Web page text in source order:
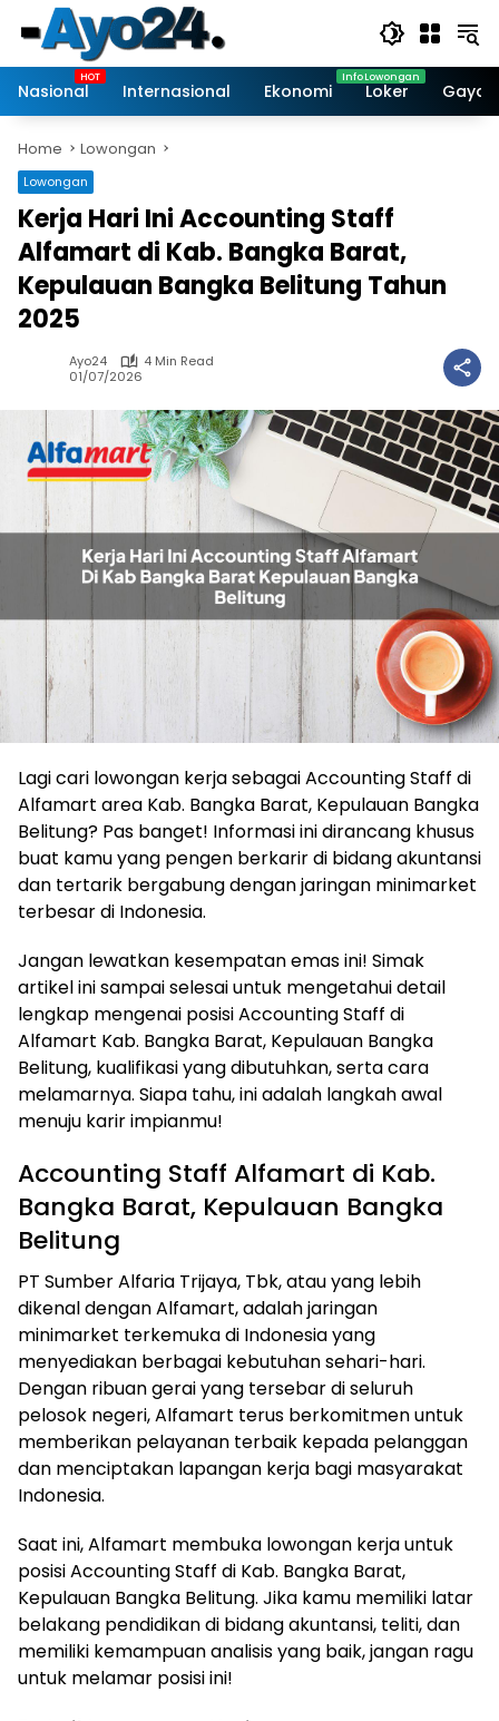
content
Nasional
Internasional Ekonomi Loker Gaya
Home Lowongan
Lowongan
Kerja Hari Ini Accounting Staff
Alfamart di Kab. Bangka Barat,
Kepulauan Bangka Belitung Tahun
2025
Ayo24
4 Min Read
01/07/2026
Lagi cari lowongan kerja sebagai Accounting Staff di
Alfamart area Kab. Bangka Barat, Kepulauan Bangka
Belitung? Pas banget! Informasi ini dirancang khusus
buat kamu yang pengen berkarir di bidang akuntansi
dan tertarik bergabung dengan jaringan minimarket
terbesar di Indonesia.
Jangan lewatkan kesempatan emas ini! Simak
artikel ini sampai selesai untuk mengetahui detail
lengkap mengenai posisi Accounting Staff di
Alfamart Kab. Bangka Barat, Kepulauan Bangka
Belitung, kualifikasi yang dibutuhkan, serta cara
melamarnya. Siapa tahu, ini adalah langkah awal
menuju karir impianmu!
Accounting Staff Alfamart di Kab.
Bangka Barat, Kepulauan Bangka
Belitung
PT Sumber Alfaria Trijaya, Tbk, atau yang lebih
dikenal dengan Alfamart, adalah jaringan
minimarket terkemuka di Indonesia yang
menyediakan berbagai kebutuhan sehari-hari.
Dengan ribuan gerai yang tersebar di seluruh
pelosok negeri, Alfamart terus berkomitmen untuk
memberikan pelayanan terbaik kepada pelanggan
dan menciptakan lapangan kerja bagi masyarakat
Indonesia.
Saat ini, Alfamart membuka lowongan kerja untuk
posisi Accounting Staff di Kab. Bangka Barat,
Kepulauan Bangka Belitung. Jika kamu memiliki latar
belakang pendidikan di bidang akuntansi, teliti, dan
memiliki kemampuan analisis yang baik, jangan ragu
untuk melamar posisi ini!